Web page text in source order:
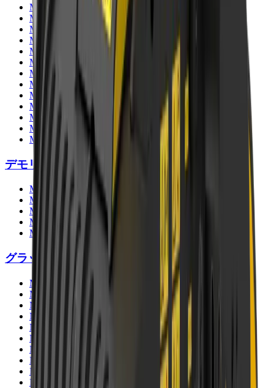
MB-HDS207
MB-HDS212
MB-HDS214
MB-HDS220
MB-HDS307
MB-HDS312
MB-HDS314
MB-HDS320
MB-HDS323
MB-HDS407
MB-HDS412
MB-HDS523
MB-HDS533
デモリッションクラッシャー
MB-P160
MB-P380
MB-PT650
MB-PT1150
MB-PT1650
グラップル
MB-G350
MB-G400
MB-G450
MB-G500
MB-G600
MB-G900
MB-G940
MB-G1000
MB-G1200
MB-G1500